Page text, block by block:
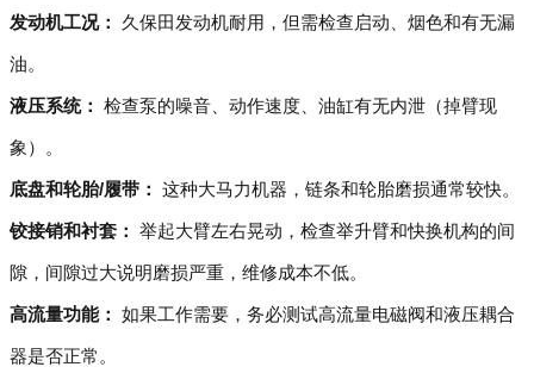
发动机工况： 久保田发动机耐用，但需检查启动、烟色和有无漏
油。
液压系统： 检查泵的噪音、动作速度、油缸有无内泄（掉臂现
象）。
底盘和轮胎/履带： 这种大马力机器，链条和轮胎磨损通常较快。
铰接销和衬套： 举起大臂左右晃动，检查举升臂和快换机构的间
隙，间隙过大说明磨损严重，维修成本不低。
高流量功能： 如果工作需要，务必测试高流量电磁阀和液压耦合
器是否正常。